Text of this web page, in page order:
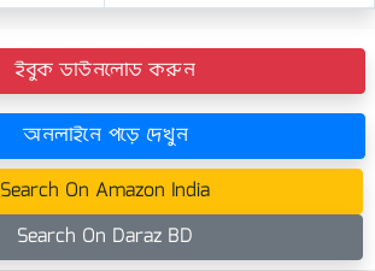
ইবুক ডাউনলোড করুন
অনলাইনে পড়ে দেখুন
Search On Amazon India
Search On Daraz BD